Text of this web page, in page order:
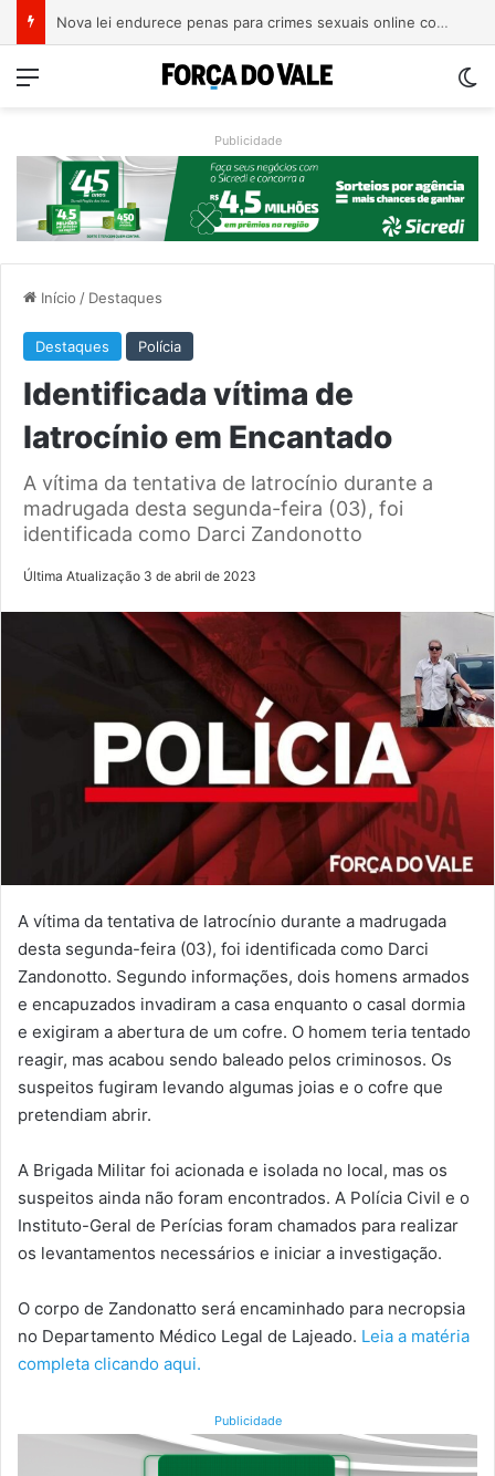
Nova lei endurece penas para crimes sexuais online contra crianças e adolescentes
Menu
Publicidade
Início / Destaques
Destaques Polícia
Identificada vítima de
latrocínio em Encantado
A vítima da tentativa de latrocínio durante a
madrugada desta segunda-feira (03), foi
identificada como Darci Zandonotto
Última Atualização 3 de abril de 2023
A vítima da tentativa de latrocínio durante a madrugada
desta segunda-feira (03), foi identificada como Darci
Zandonotto. Segundo informações, dois homens armados
e encapuzados invadiram a casa enquanto o casal dormia
e exigiram a abertura de um cofre. O homem teria tentado
reagir, mas acabou sendo baleado pelos criminosos. Os
suspeitos fugiram levando algumas joias e o cofre que
pretendiam abrir.
A Brigada Militar foi acionada e isolada no local, mas os
suspeitos ainda não foram encontrados. A Polícia Civil e o
Instituto-Geral de Perícias foram chamados para realizar
os levantamentos necessários e iniciar a investigação.
O corpo de Zandonatto será encaminhado para necropsia
no Departamento Médico Legal de Lajeado. Leia a matéria
completa clicando aqui.
Publicidade